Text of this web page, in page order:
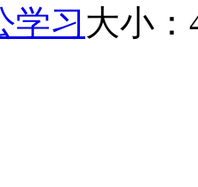
学习大小：